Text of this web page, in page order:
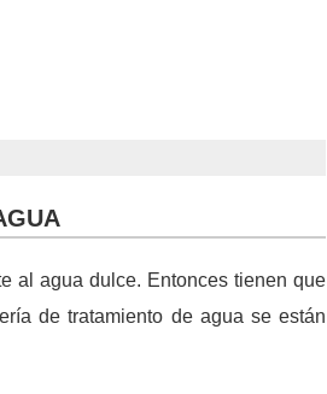
al agua dulce. Entonces tienen que
de tratamiento de agua se están